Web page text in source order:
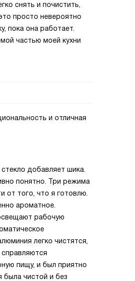
снять и почистить,
просто невероятно
пока она работает.
частью моей кухни
и отличная
добавляет шика.
понятно. Три режима
того, что я готовлю.
ароматное.
рабочую
легко чистятся,
пищу, и был приятно
была чистой и без